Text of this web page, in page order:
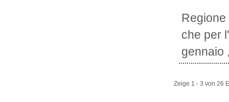
che per
gennaio
Zeige 1 - 3 von 26